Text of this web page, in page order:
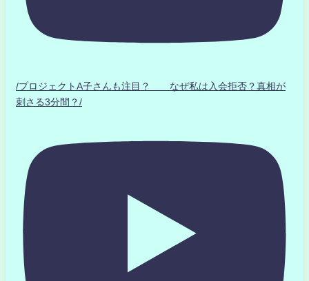
/プロジェクトA子さんも注目？ なぜ私は入会拒否？真相が
刺さる3分間？/